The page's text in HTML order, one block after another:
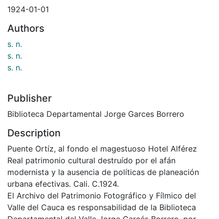
1924-01-01
Authors
s. n.
s. n.
s. n.
Publisher
Biblioteca Departamental Jorge Garces Borrero
Description
Puente Ortíz, al fondo el magestuoso Hotel Alférez
Real patrimonio cultural destruído por el afán
modernista y la ausencia de políticas de planeación
urbana efectivas. Cali. C.1924.
El Archivo del Patrimonio Fotográfico y Fílmico del
Valle del Cauca es responsabilidad de la Biblioteca